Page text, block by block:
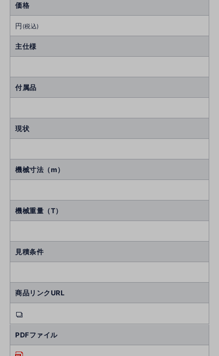
価格
円 (税込)
主仕様
付属品
現状
機械寸法（m）
機械重量（T）
見積条件
商品リンクURL
PDFファイル